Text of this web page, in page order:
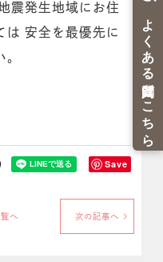
震発生地域にお住
は 安全を最優先に
Save
へ 次の記事へ